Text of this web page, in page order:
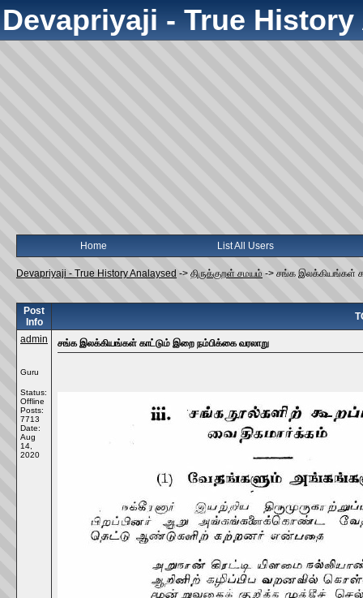
Devapriyaji - True
Home List All Users
Devapriyaji - True History Analaysed -> திருக்குறள் சமயம் -> சங்க இலக்கியங்கள்
Post
Info
admin
Guru
Status:
Offline
Posts:
7713
Date:
Aug
14,
2020
சங்க இலக்கியங்கள் காட்டும் இறை நம்பிக்கை வரலாறு